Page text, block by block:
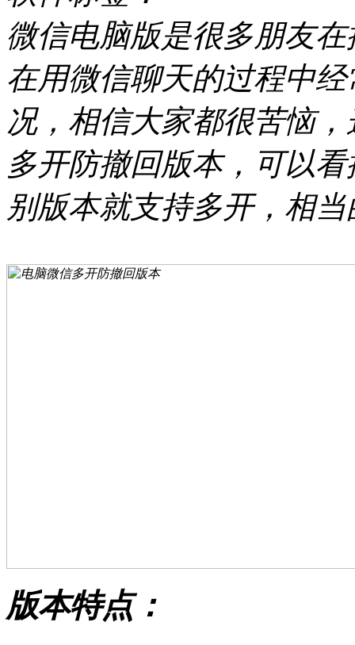
微信电脑版是很多朋友
在用微信聊天的过程中
况，相信大家都很苦恼
多开防撤回版本，可以
别版本就支持多开，相
版本特点：